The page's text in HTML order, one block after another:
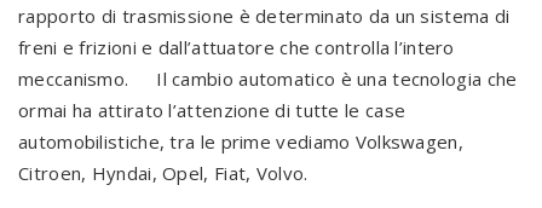
rapporto di trasmissione è determinato da un sistema di
freni e frizioni e dall’attuatore che controlla l’intero
meccanismo. Il cambio automatico è una tecnologia che
ormai ha attirato l’attenzione di tutte le case
automobilistiche, tra le prime vediamo Volkswagen,
Citroen, Hyndai, Opel, Fiat, Volvo.